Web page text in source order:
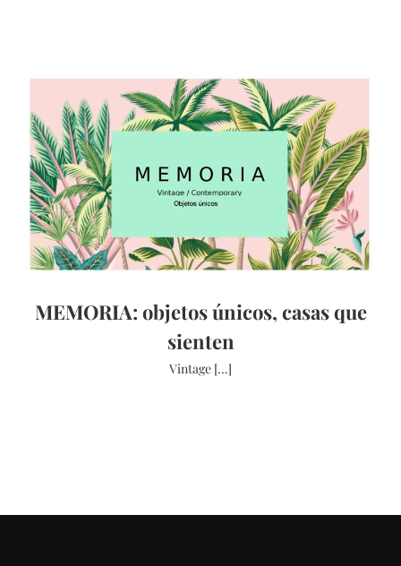
MEMORIA: objetos únicos, casas que
sienten
Vintage [...]